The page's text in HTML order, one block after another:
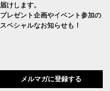
届けします。
プレゼント企画やイベント参加の
スペシャルなお知らせも！
メルマガに登録する